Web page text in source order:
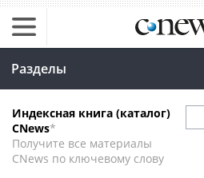
Разделы
Индексная книга (каталог)
CNews*
Получите все материалы
CNews по ключевому слову